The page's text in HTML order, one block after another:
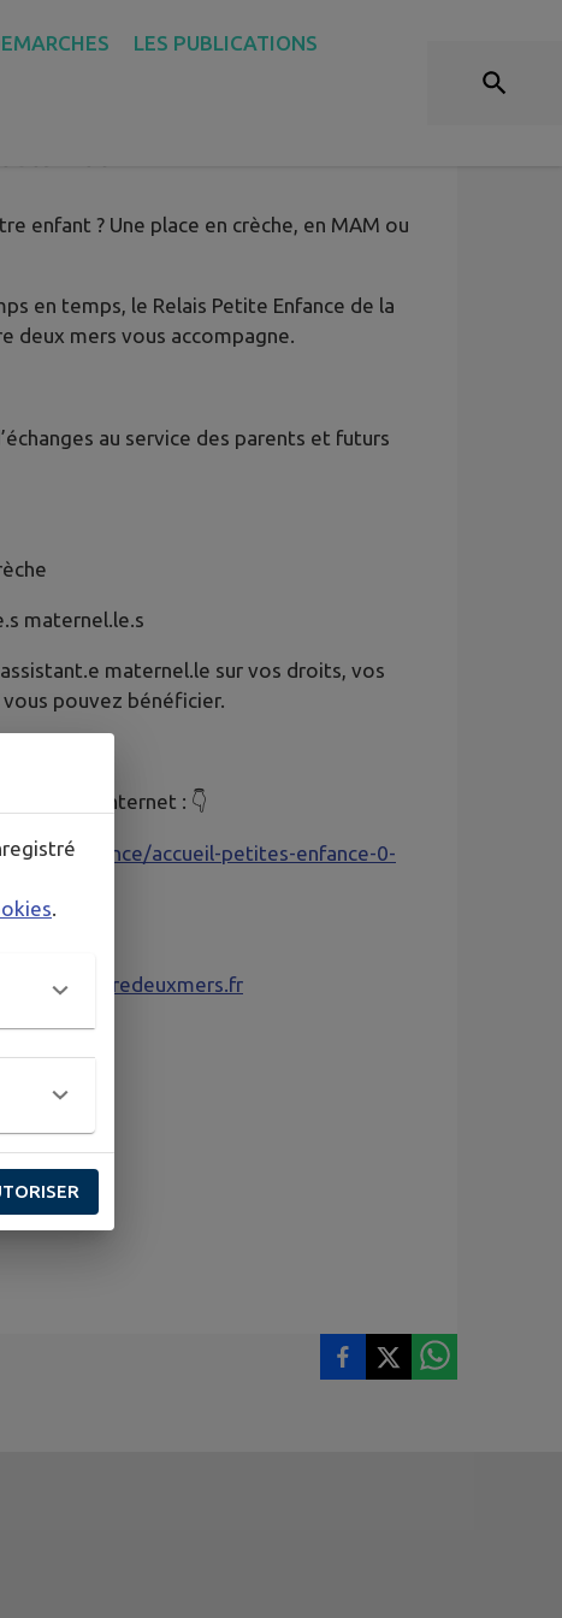
LES PUBLICATIONS
enfant ? Une place en crèche, en MAM ou
en temps, le Relais Petite Enfance de la
deux mers vous accompagne.
au service des parents et futurs
maternel.le.s
maternel.le sur vos droits, vos
pouvez bénéficier.
page internet : 👇
enfance/accueil-petites-enfance-0-
portesentredeuxmers.fr